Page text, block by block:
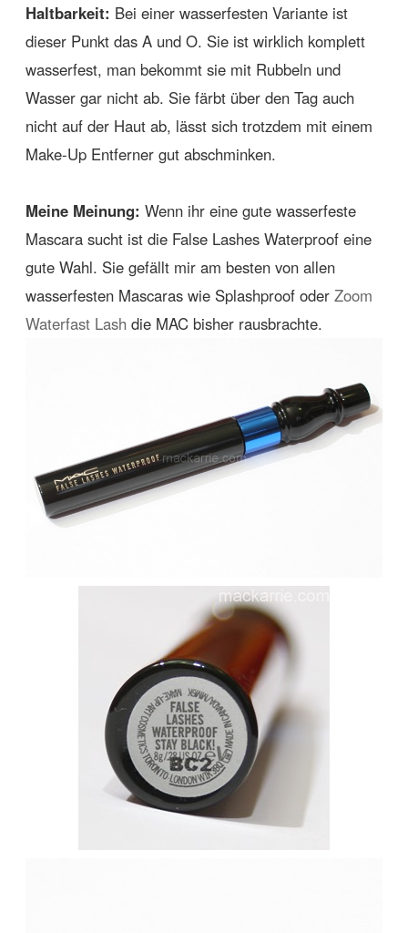
Haltbarkeit: Bei einer wasserfesten Variante ist
dieser Punkt das A und O. Sie ist wirklich komplett
wasserfest, man bekommt sie mit Rubbeln und
Wasser gar nicht ab. Sie färbt über den Tag auch
nicht auf der Haut ab, lässt sich trotzdem mit einem
Make-Up Entferner gut abschminken.
Meine Meinung: Wenn ihr eine gute wasserfeste
Mascara sucht ist die False Lashes Waterproof eine
gute Wahl. Sie gefällt mir am besten von allen
wasserfesten Mascaras wie Splashproof oder Zoom
Waterfast Lash die MAC bisher rausbrachte.